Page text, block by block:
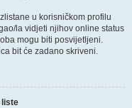
u korisničkom profilu
la vidjeti njihov online status
mogu biti posvijetljeni.
bit će zadano skriveni.
liste